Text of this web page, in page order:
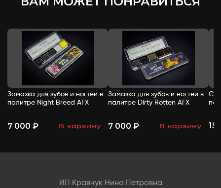
Замазка для зубов и ногтей в
палитре Night Breed AFX
7 000 ₽ В корзину
- +
Замазка для зубов и ногтей в
палитре Dirty Rotten AFX
7 000 ₽ В корзину
- + 15
ИП Кравчук Нина Петровна